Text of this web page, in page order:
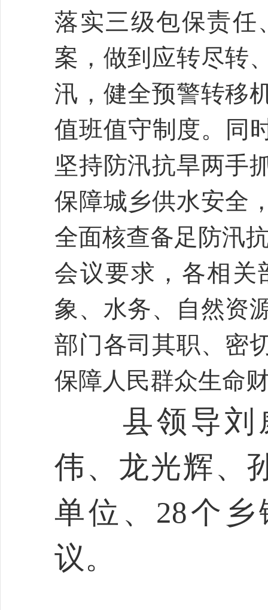
落实三级包保责任
案，做到应转尽转
汛，健全预警转移
值班值守制度。同
坚持防汛抗旱两手
保障城乡供水安全
全面核查备足防汛
会议要求，各相关
象、水务、自然资
部门各司其职、密
保障人民群众生命
县领导刘威
伟、龙光辉、
单位、28个
议。